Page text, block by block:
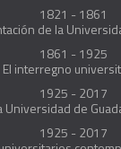
1821 - 1861
de la
1861 - 1925
El interregno
1925 - 2017
Universidad de
1925 - 2017